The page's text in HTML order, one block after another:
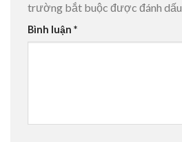
trường bắt buộc được đánh dấu
Bình luận *